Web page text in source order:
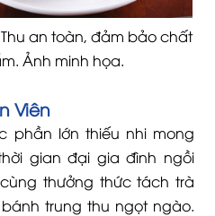
an toàn, đảm bảo chất
Ảnh minh họa.
Viên
phần lớn thiếu nhi mong
gian đại gia đình ngồi
thưởng thức tách trà
trung thu ngọt ngào.